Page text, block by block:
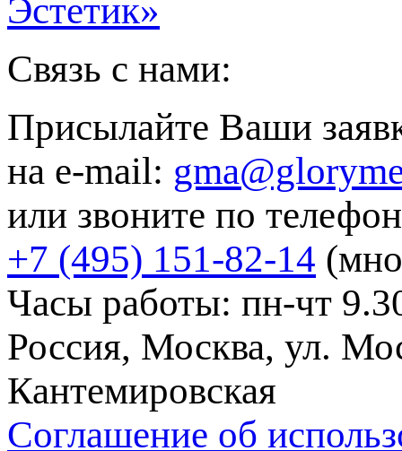
Связь с нами:
Присылайте Ваши
на e-mail:
или звоните по
+7 (495) 151-82-14
Часы работы: пн-чт
Россия, Москва, ул.
Кантемировская
Соглашение об